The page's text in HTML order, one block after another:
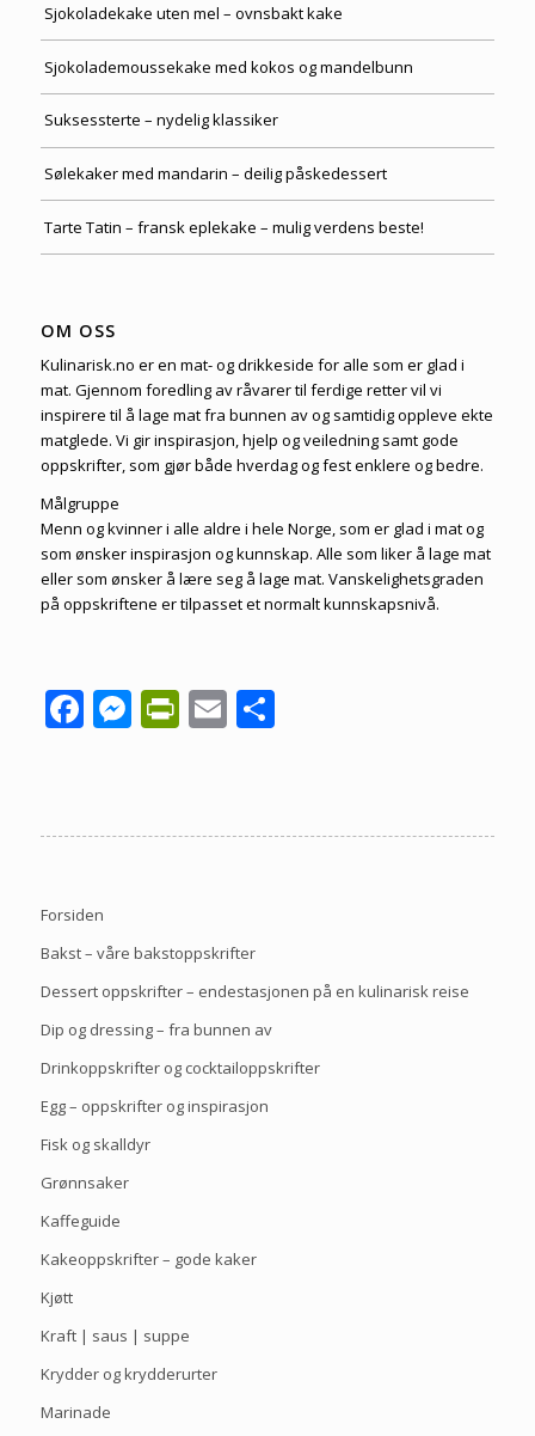
Sjokoladekake uten mel – ovnsbakt kake
Sjokolademoussekake med kokos og mandelbunn
Suksessterte – nydelig klassiker
Sølekaker med mandarin – deilig påskedessert
Tarte Tatin – fransk eplekake – mulig verdens beste!
OM OSS
Kulinarisk.no er en mat- og drikkeside for alle som er glad i
mat. Gjennom foredling av råvarer til ferdige retter vil vi
inspirere til å lage mat fra bunnen av og samtidig oppleve ekte
matglede. Vi gir inspirasjon, hjelp og veiledning samt gode
oppskrifter, som gjør både hverdag og fest enklere og bedre.
Målgruppe
Menn og kvinner i alle aldre i hele Norge, som er glad i mat og
som ønsker inspirasjon og kunnskap. Alle som liker å lage mat
eller som ønsker å lære seg å lage mat. Vanskelighetsgraden
på oppskriftene er tilpasset et normalt kunnskapsnivå.
Facebook
Messenger
PrintFriendly
EmailShare
Forsiden
Bakst – våre bakstoppskrifter
Dessert oppskrifter – endestasjonen på en kulinarisk reise
Dip og dressing – fra bunnen av
Drinkoppskrifter og cocktailoppskrifter
Egg – oppskrifter og inspirasjon
Fisk og skalldyr
Grønnsaker
Kaffeguide
Kakeoppskrifter – gode kaker
Kjøtt
Kraft | saus | suppe
Krydder og krydderurter
Marinade